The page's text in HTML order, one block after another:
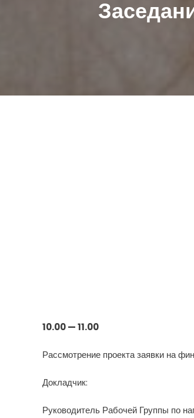
10.00 — 11.00
Рассмотрение проекта заявки на
Докладчик:
Руководитель Рабочей Группы по